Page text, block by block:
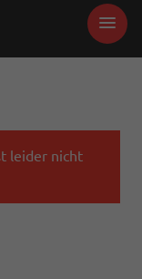
leider nicht